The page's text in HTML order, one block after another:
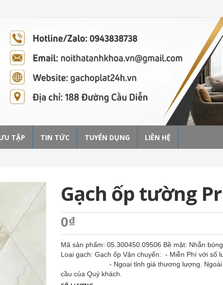
TẬP TIN TỨC TUYỂN DỤNG LIÊN HỆ
Gạch ốp tường
0₫
Mã sản phẩm: 05.300450.09506 Bề mặt: Nhẵn
Loại gạch: Gạch ốp Vận chuyển: - Miễn Phí với số
- Ngoại tỉnh giá thương lượng. Ngoài ra,
cầu của Quý khách.